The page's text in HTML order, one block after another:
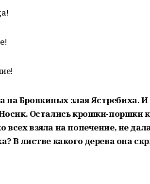
на Бровкиных злая Ястребиха.
Остались крошки-поршки
всех взяла на попечение, не
В листве какого дерева она